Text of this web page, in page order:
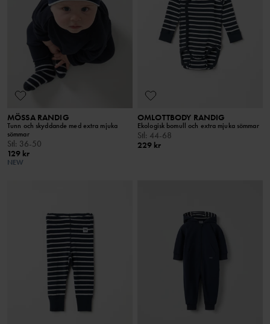
MÖSSA RANDIG
Tunn och skyddande med extra mjuka
sömmar
Stl: 36-50
129 kr
NEW
OMLOTTBODY RANDIG
Ekologisk bomull och extra mjuka sömmar
Stl: 44-68
229 kr